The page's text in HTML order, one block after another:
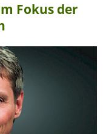
Fokus der